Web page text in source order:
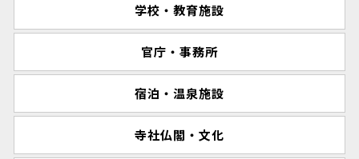
学校・教育施設
官庁・事務所
宿泊・温泉施設
寺社仏閣・文化